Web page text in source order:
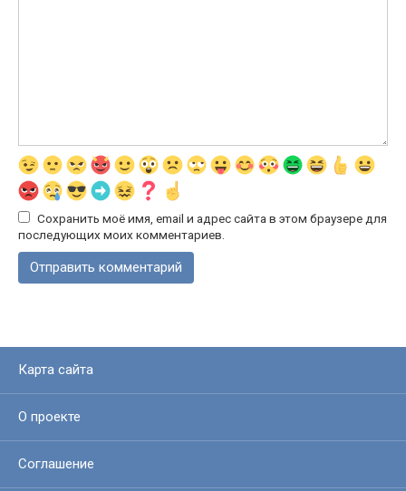
Сохранить моё имя, email и адрес сайта в этом браузере для
последующих моих комментариев.
Карта сайта
О проекте
Соглашение